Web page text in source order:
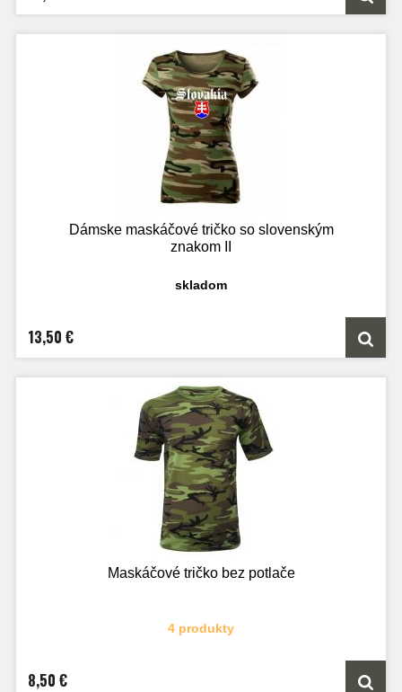
Dámske maskáčové tričko so slovenským
znakom II
skladom
13,50 €
Maskáčové tričko bez potlače
4 produkty
8,50 €